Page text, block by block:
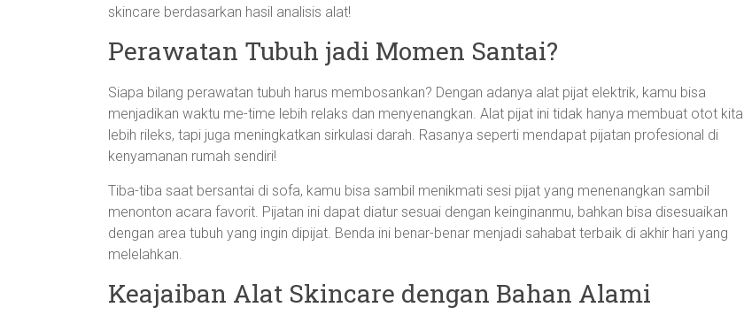
skincare berdasarkan hasil analisis alat!
Perawatan Tubuh jadi Momen Santai?
Siapa bilang perawatan tubuh harus membosankan? Dengan adanya alat pijat elektrik, kamu bisa
menjadikan waktu me-time lebih relaks dan menyenangkan. Alat pijat ini tidak hanya membuat otot kita
lebih rileks, tapi juga meningkatkan sirkulasi darah. Rasanya seperti mendapat pijatan profesional di
kenyamanan rumah sendiri!
Tiba-tiba saat bersantai di sofa, kamu bisa sambil menikmati sesi pijat yang menenangkan sambil
menonton acara favorit. Pijatan ini dapat diatur sesuai dengan keinginanmu, bahkan bisa disesuaikan
dengan area tubuh yang ingin dipijat. Benda ini benar-benar menjadi sahabat terbaik di akhir hari yang
melelahkan.
Keajaiban Alat Skincare dengan Bahan Alami